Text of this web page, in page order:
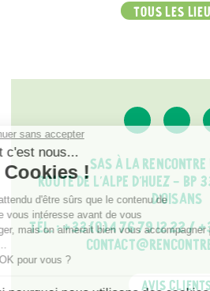
TOUS LES
SAS À LA
ROUTE DE L'ALPE D'HUEZ - BP
D'OISANS
TÉL. :+33 (0)4 76 79 12 22/
AVIS